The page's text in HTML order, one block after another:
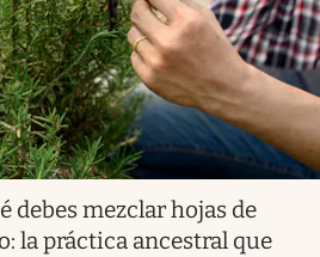
debes mezclar hojas de
la práctica ancestral que